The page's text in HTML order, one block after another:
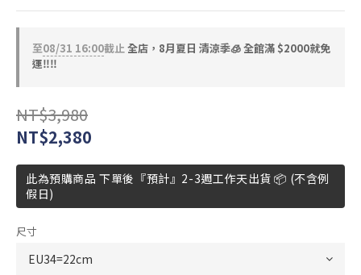
至08/31 16:00截止全店，8月夏日 清涼季🧊 全館滿 $2000就免
運‼️‼️
NT$3,980
NT$2,380
此為預購商品 下單後『預計』2-3週工作天出貨 📦 (不含例
假日)
尺寸